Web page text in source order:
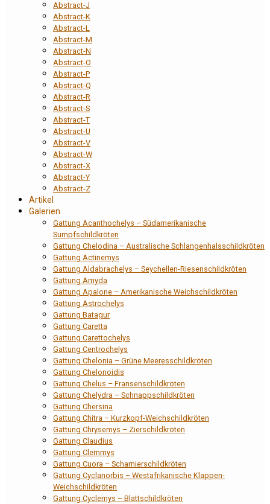
Abstract-J
Abstract-K
Abstract-L
Abstract-M
Abstract-N
Abstract-O
Abstract-P
Abstract-Q
Abstract-R
Abstract-S
Abstract-T
Abstract-U
Abstract-V
Abstract-W
Abstract-X
Abstract-Y
Abstract-Z
Artikel
Galerien
Gattung Acanthochelys – Südamerikanische
Sumpfschildkröten
Gattung Chelodina – Australische Schlangenhalsschildkröten
Gattung Actinemys
Gattung Aldabrachelys – Seychellen-Riesenschildkröten
Gattung Amyda
Gattung Apalone – Amerikanische Weichschildkröten
Gattung Astrochelys
Gattung Batagur
Gattung Caretta
Gattung Carettochelys
Gattung Centrochelys
Gattung Chelonia – Grüne Meeresschildkröten
Gattung Chelonoidis
Gattung Chelus – Fransenschildkröten
Gattung Chelydra – Schnappschildkröten
Gattung Chersina
Gattung Chitra – Kurzkopf-Weichschildkröten
Gattung Chrysemys – Zierschildkröten
Gattung Claudius
Gattung Clemmys
Gattung Cuora – Scharnierschildkröten
Gattung Cyclanorbis – Westafrikanische Klappen-
Weichschildkröten
Gattung Cyclemys – Blattschildkröten